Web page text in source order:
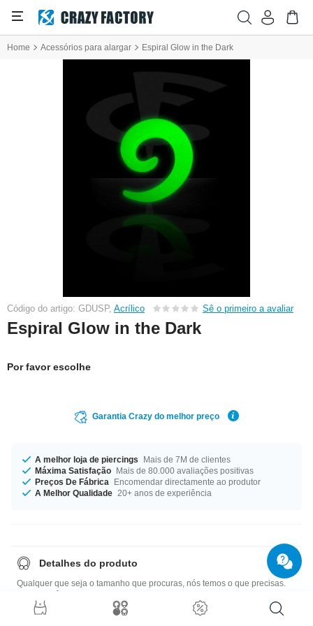
Home Acessórios para alargar Espiral Glow in the Dark
Código do artigo: GDUSP, Acrílico Sê o primeiro a avaliar
Espiral Glow in the Dark
Por favor escolhe
Garantia Crazy do melhor preço
A melhor loja de piercings
Mais de 7M de clientes
Máxima Satisfação Mais de 80.000 avaliações positivas
Preços De Fábrica
Encomendar directamente ao produtor
A Melhor Qualidade 20+ anos de experiência
Detalhes do produto
Qualquer que seja o tamanho que procuras, nós temos o que precisas.
Podes obtê-lo com espessura de material de 3 mm a 12 mm. Um produto
de primeira categoria que tens de ter!